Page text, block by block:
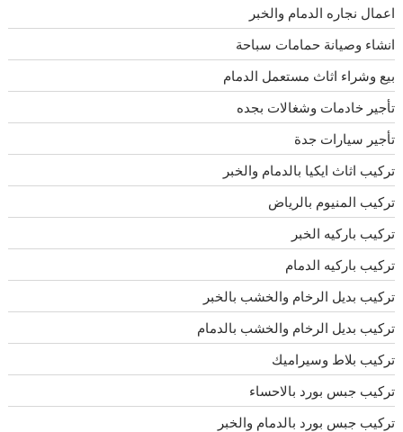
اعمال نجاره الدمام والخبر
انشاء وصيانة حمامات سباحة
بيع وشراء اثاث مستعمل الدمام
تأجير خادمات وشغالات بجده
تأجير سيارات جدة
تركيب اثاث ايكيا بالدمام والخبر
تركيب المنيوم بالرياض
تركيب باركيه الخبر
تركيب باركيه الدمام
تركيب بديل الرخام والخشب بالخبر
تركيب بديل الرخام والخشب بالدمام
تركيب بلاط وسيراميك
تركيب جبس بورد بالاحساء
تركيب جبس بورد بالدمام والخبر